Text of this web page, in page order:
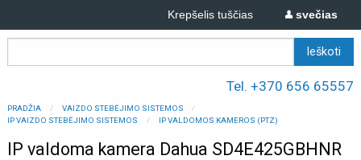
svečias
Krepšelis tuščias
Tel. +370 656 65557
PRADŽIA
VAIZDO STEBĖJIMO SISTEMOS
IP VAIZDO STEBĖJIMO SISTEMOS
IP VALDOMOS KAMEROS (PTZ)
IP valdoma kamera Dahua SD4E425GBHNR